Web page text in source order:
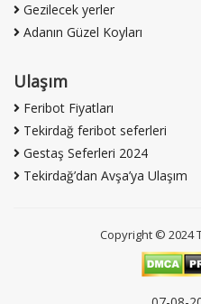
Gezilecek yerler
Adanın Güzel Koyları
Ulaşım
Feribot Fiyatları
Tekirdağ feribot seferleri
Gestaş Seferleri 2024
Tekirdağ’dan Avşa’ya Ulaşım
Copyright © 2024